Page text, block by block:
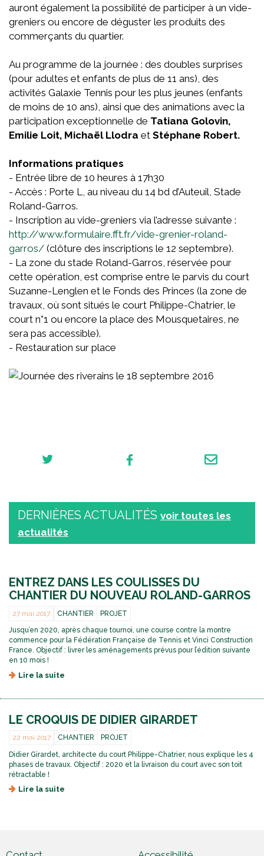
auront également la possibilité de participer à un vide-
greniers ou encore de déguster les produits des
commerçants du quartier.
Au programme de la journée : des doubles surprises
(pour adultes et enfants de plus de 11 ans), des
activités Galaxie Tennis pour les plus jeunes (enfants
de moins de 10 ans), ainsi que des animations avec la
participation exceptionnelle de Tatiana Golovin,
Emilie Loit, Michaël Llodra et Stéphane Robert.
Informations pratiques
- Entrée libre de 10 heures à 17h30
- Accès : Porte L, au niveau du 14 bd d’Auteuil, Stade
Roland-Garros.
- Inscription au vide-greniers via l’adresse suivante :
http://www.formulaire.fft.fr/vide-grenier-roland-
garros/ (clôture des inscriptions le 12 septembre).
- La zone du stade Roland-Garros, réservée pour
cette opération, est comprise entre le parvis du court
Suzanne-Lenglen et le Fonds des Princes (la zone de
travaux, où sont situés le court Philippe-Chatrier, le
court n°1 ou encore la place des Mousquetaires, ne
sera pas accessible).
- Restauration sur place
DERNIÈRES ACTUALITÉS voir toutes les
actualités
ENTREZ DANS LES COULISSES DU
CHANTIER DU NOUVEAU ROLAND-GARROS
27 mai 2017 CHANTIER PROJET
Jusqu’en 2020, après chaque tournoi, une course contre la montre
commence pour la Fédération Française de Tennis et Vinci Construction
France. Objectif : livrer les aménagements prévus pour l’édition suivante
en 10 mois !
Lire la suite
t
e
d
LE CROQUIS DE DIDIER GIRARDET
22 mai 2017 CHANTIER PROJET
Didier Girardet, architecte du court Philippe-Chatrier, nous explique les 4
phases de travaux. Objectif : 2020 et la livraison du court avec son toit
rétractable !
Lire la suite